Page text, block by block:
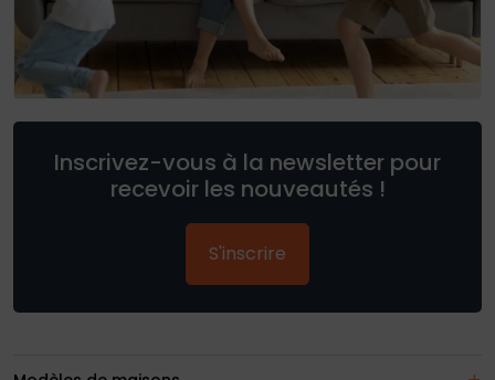
Inscrivez-vous à la newsletter pour
recevoir les nouveautés !
S'inscrire